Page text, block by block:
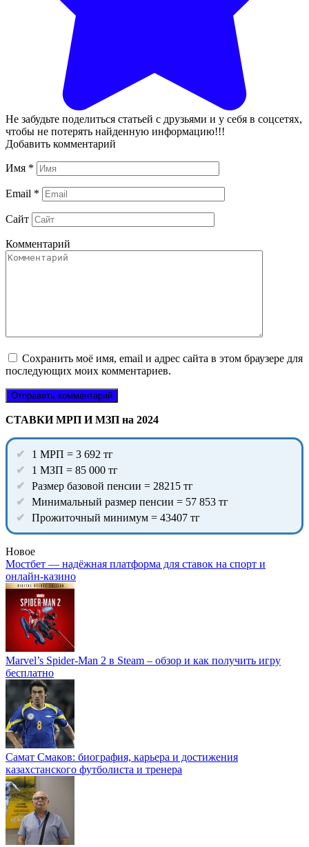
Не забудьте поделиться статьей с друзьями и у себя в соцсетях,
чтобы не потерять найденную информацию!!!
Добавить комментарий
Имя *
Email *
Сайт
Комментарий
Сохранить моё имя, email и адрес сайта в этом браузере для
последующих моих комментариев.
СТАВКИ МРП И МЗП на 2024
1 МРП = 3 692 тг
1 МЗП = 85 000 тг
Размер базовой пенсии = 28215 тг
Минимальный размер пенсии = 57 853 тг
Прожиточный минимум = 43407 тг
Новое
Мостбет — надёжная платформа для ставок на спорт и
онлайн-казино
Marvel’s Spider-Man 2 в Steam – обзор и как получить игру
бесплатно
Самат Смаков: биография, карьера и достижения
казахстанского футболиста и тренера